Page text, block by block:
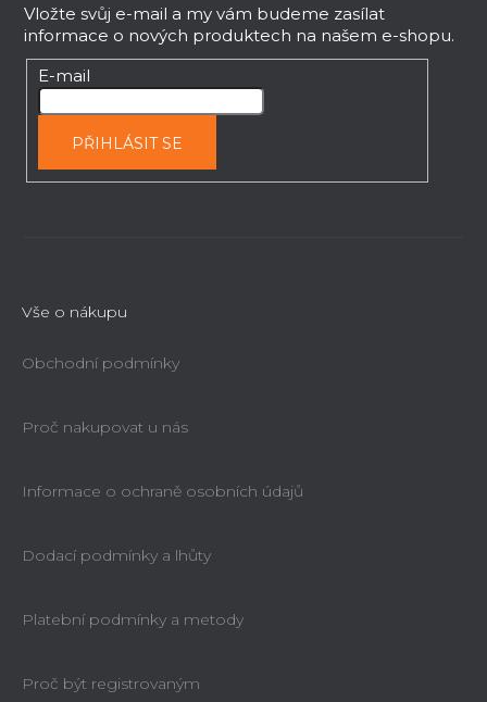
Vložte svůj e-mail a my vám budeme zasílat
informace o nových produktech na našem e-shopu.
E-mail
PŘIHLÁSIT SE
Vše o nákupu
Obchodní podmínky
Proč nakupovat u nás
Informace o ochraně osobních údajů
Dodací podmínky a lhůty
Platební podmínky a metody
Proč být registrovaným